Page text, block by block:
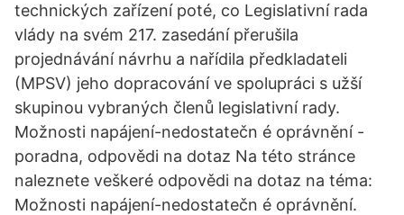
technických zařízení poté, co Legislativní rada
vlády na svém 217. zasedání přerušila
projednávání návrhu a nařídila předkladateli
(MPSV) jeho dopracování ve spolupráci s užší
skupinou vybraných členů legislativní rady.
Možnosti napájení-nedostatečn é oprávnění -
poradna, odpovědi na dotaz Na této stránce
naleznete veškeré odpovědi na dotaz na téma:
Možnosti napájení-nedostatečn é oprávnění.